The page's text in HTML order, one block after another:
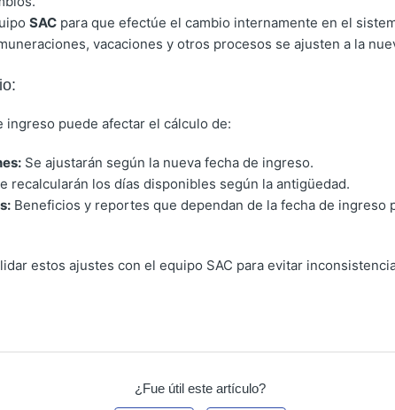
SACpara que efectúe el cambio internamente en el
vacaciones y otros procesos se ajusten a la
ingreso puede afectar el cálculo de:
Se ajustarán según la nueva fecha de ingreso.
recalcularán los días disponibles según la antigüedad.
Beneficios y reportes que dependan de la fecha de ingreso
estos ajustes con el equipo SAC para evitar
¿Fue útil este artículo?